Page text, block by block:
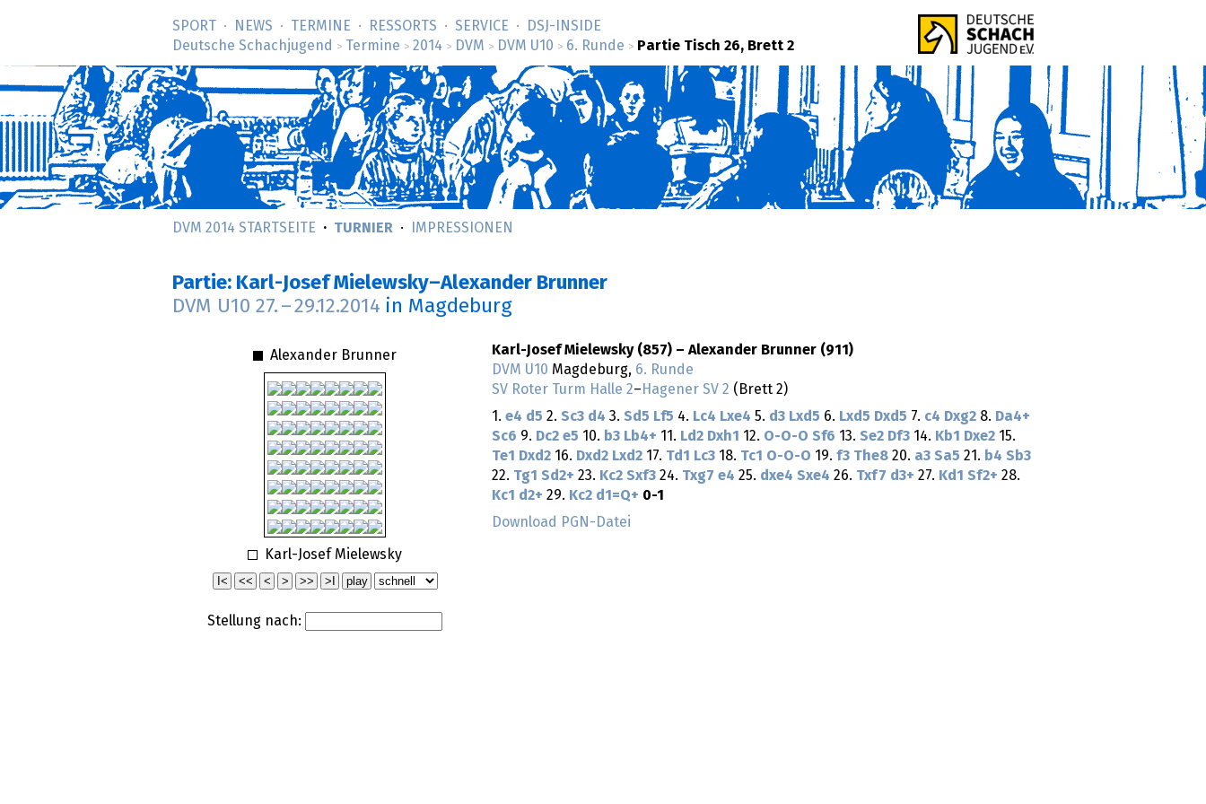
SPORT NEWS TERMINE RESSORTS SERVICE
DSJ-­INSIDE
Deutsche Schachjugend
> Termine > 2014 > DVM > DVM U10 > 6. Runde > Partie Tisch 26, Brett 2
DVM 2014 STARTSEITE TURNIER IMPRESSIONEN
Partie: Karl-Josef Mielewsky–Alexander Brunner
DVM U10 27. –29.12.2014 in Magdeburg
Alexander Brunner
Karl-Josef Mielewsky
Stellung nach:
Karl-Josef Mielewsky (857) – Alexander Brunner (911)
DVM U10 Magdeburg, 6. Runde
SV Roter Turm Halle 2– Hagener SV 2 (Brett 2)
1. e4 d5 2. Sc3 d4 3. Sd5 Lf5 4. Lc4 Lxe4 5. d3 Lxd5 6. Lxd5 Dxd5 7. c4 Dxg2 8. Da4+
Sc6 9. Dc2 e5 10. b3 Lb4+ 11. Ld2 Dxh1 12. O-O-O Sf6 13. Se2 Df3 14. Kb1 Dxe2 15.
Te1
Dxd2 16. Dxd2 Lxd2 17. Td1 Lc3 18. Tc1 O-O-O 19. f3 The8 20. a3 Sa5 21. b4 Sb3
22. Tg1 Sd2+ 23. Kc2 Sxf3 24. Txg7 e4 25. dxe4 Sxe4 26. Txf7 d3+ 27. Kd1 Sf2+ 28.
Kc1 d2+ 29. Kc2 d1=Q+ 0-1
Download PGN-Datei